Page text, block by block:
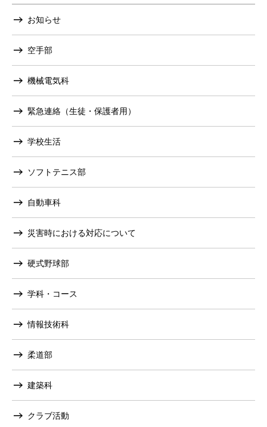
お知らせ
空手部
機械電気科
緊急連絡（生徒・保護者用）
学校生活
ソフトテニス部
自動車科
災害時における対応について
硬式野球部
学科・コース
情報技術科
柔道部
建築科
クラブ活動